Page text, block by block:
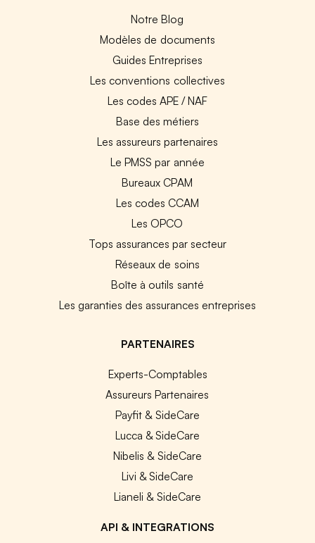
Notre Blog
Modèles de documents
Guides Entreprises
Les conventions collectives
Les codes APE / NAF
Base des métiers
Les assureurs partenaires
Le PMSS par année
Bureaux CPAM
Les codes CCAM
Les OPCO
Tops assurances par secteur
Réseaux de soins
Boîte à outils santé
Les garanties des assurances entreprises
PARTENAIRES
Experts-Comptables
Assureurs Partenaires
Payfit & SideCare
Lucca & SideCare
Nibelis & SideCare
Livi & SideCare
Lianeli & SideCare
API & INTEGRATIONS